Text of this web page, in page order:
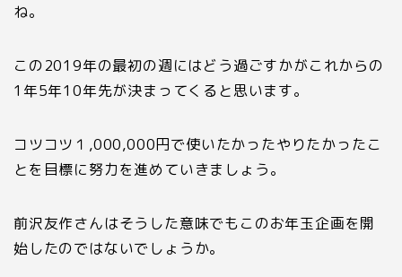
ね。
この2019年の最初の週にはどう過ごすかがこれからの
1 年5年10年先が決まってくると思います。
コツコツ１,000,000円で使いたかったやりたかったこ
とを目標に努力を進めていきましょう。
前沢友作さんはそうした意味でもこのお年玉企画を開
始したのではないでしょうか。